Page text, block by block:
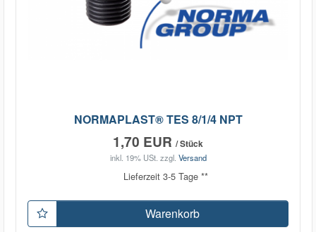
NORMAPLAST® TES 8/1/4 NPT
1,70 EUR / Stück
inkl. 19% USt. zzgl. Versand
Lieferzeit 3-5 Tage **
Warenkorb